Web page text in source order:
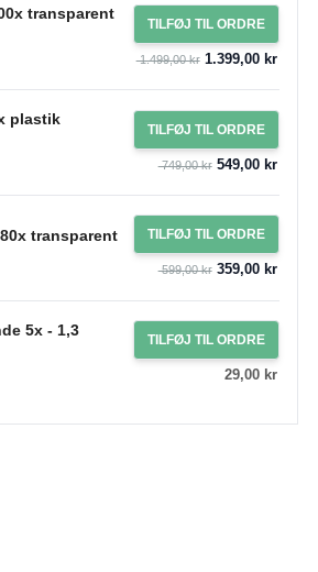
transparent
TILFØJ TIL ORDRE
1.499,00 kr1.399,00 kr
plastik
TILFØJ TIL ORDRE
749,00 kr549,00 kr
transparent
TILFØJ TIL ORDRE
599,00 kr359,00 kr
5x - 1,3
TILFØJ TIL ORDRE
29,00 kr